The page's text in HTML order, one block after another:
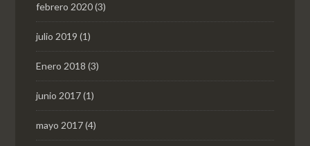
febrero 2020(3)
julio 2019 (1)
Enero 2018 (3)
junio 2017(1)
mayo 2017(4)